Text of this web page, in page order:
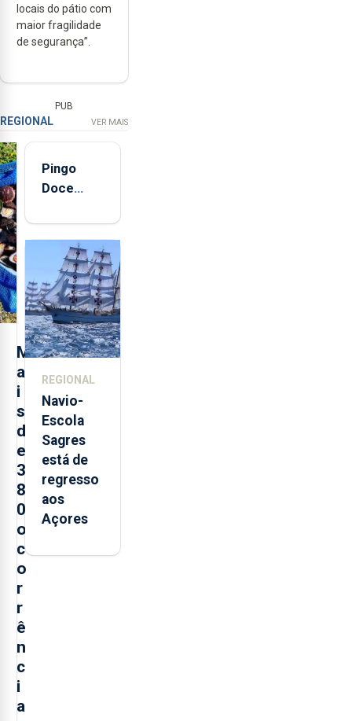
locais do pátio com
maior fragilidade
de segurança”.
PUB
REGIONAL VER MAIS
M
a
i
s
d
e
3
8
0
o
c
o
r
r
ê
n
c
i
a
Pingo
Doce
quinta-
feira nova
loja em
São
Sebastião
e cria 30
postos de
REGIONAL
Navio-
Escola
Sagres
está de
regresso
aos
Açores